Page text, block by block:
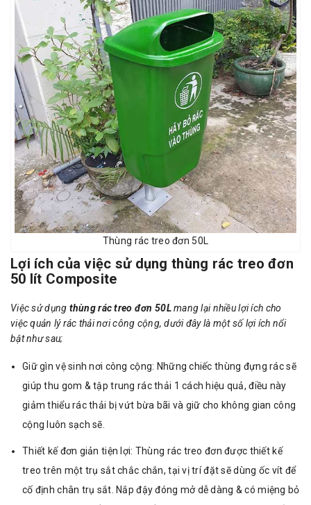
Thùng rác treo đơn 50L
Lợi ích của việc sử dụng thùng rác treo đơn
50 lít Composite
Việc sử dụng thùng rác treo đơn 50Lmang lại nhiều lợi ích cho
việc quản lý rác thải nơi công cộng, dưới đây là một số lợi ích nổi
bật như sau;
Giữ gìn vệ sinh nơi công cộng: Những chiếc thùng đựng rác sẽ
giúp thu gom & tập trung rác thải 1 cách hiệu quả, điều này
giảm thiểu rác thải bị vứt bừa bãi và giữ cho không gian công
cộng luôn sạch sẽ.
Thiết kế đơn giản tiện lợi: Thùng rác treo đơn được thiết kế
treo trên một trụ sắt chắc chắn, tại vị trí đặt sẽ dùng ốc vít để
cố định chân trụ sắt. Nắp đậy đóng mở dễ dàng & có miệng bỏ